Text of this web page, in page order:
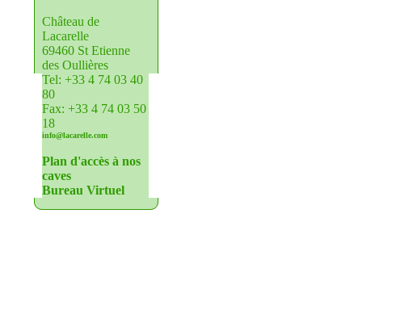
Château de
Lacarelle
69460 St Etienne
des Oullières
Tel: +33 4 74 03 40
80
Fax: +33 4 74 03 50
18
info@lacarelle.com
Plan d'accès à nos
caves
Bureau Virtuel